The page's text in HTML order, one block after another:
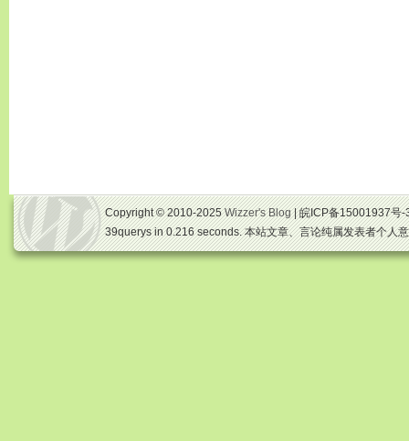
Copyright © 2010-2025Wizzer's Blog| 皖ICP备15001937号
39querys in 0.216 seconds. 本站文章、言论纯属发表者个人